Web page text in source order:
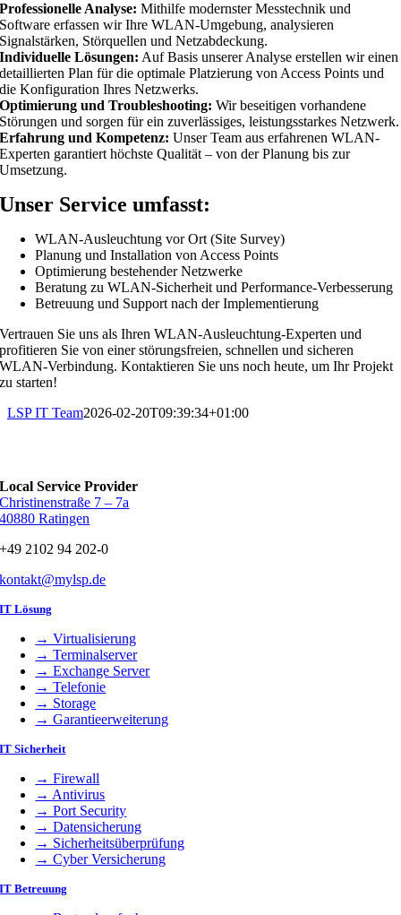
Professionelle Analyse: Mithilfe modernster Messtechnik und
Software erfassen wir Ihre WLAN-Umgebung, analysieren
Signalstärken, Störquellen und Netzabdeckung.
Individuelle Lösungen: Auf Basis unserer Analyse erstellen wir einen
detaillierten Plan für die optimale Platzierung von Access Points und
die Konfiguration Ihres Netzwerks.
Optimierung und Troubleshooting: Wir beseitigen vorhandene
Störungen und sorgen für ein zuverlässiges, leistungsstarkes Netzwerk.
Erfahrung und Kompetenz: Unser Team aus erfahrenen WLAN-
Experten garantiert höchste Qualität – von der Planung bis zur
Umsetzung.
Unser Service umfasst:
WLAN-Ausleuchtung vor Ort (Site Survey)
Planung und Installation von Access Points
Optimierung bestehender Netzwerke
Beratung zu WLAN-Sicherheit und Performance-Verbesserung
Betreuung und Support nach der Implementierung
Vertrauen Sie uns als Ihren WLAN-Ausleuchtung-Experten und
profitieren Sie von einer störungsfreien, schnellen und sicheren
WLAN-Verbindung. Kontaktieren Sie uns noch heute, um Ihr Projekt
zu starten!
LSP IT Team2026-02-20T09:39:34+01:00
Local Service Provider
Christinenstraße 7 – 7a
40880 Ratingen
+49 2102 94 202-0
kontakt@mylsp.de
IT Lösung
→ Virtualisierung
→ Terminalserver
→ Exchange Server
→ Telefonie
→ Storage
→ Garantieerweiterung
IT Sicherheit
→ Firewall
→ Antivirus
→ Port Security
→ Datensicherung
→ Sicherheitsüberprüfung
→ Cyber Versicherung
IT Betreuung